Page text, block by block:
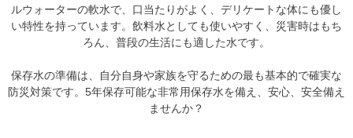
ルウォーターの軟水で、口当たりがよく、デリケートな体にも優し
い特性を持っています。飲料水としても使いやすく、災害時はもち
ろん、普段の生活にも適した水です。
保存水の準備は、自分自身や家族を守るための最も基本的で確実な
防災対策です。5年保存可能な非常用保存水を備え、安心、安全備え
ませんか？